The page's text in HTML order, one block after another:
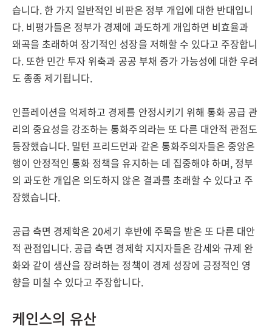
습니다. 한 가지 일반적인 비판은 정부 개입에 대한 반대입니
다. 비평가들은 정부가 경제에 과도하게 개입하면 비효율과
왜곡을 초래하여 장기적인 성장을 저해할 수 있다고 주장합니
다. 또한 민간 투자 위축과 공공 부채 증가 가능성에 대한 우려
도 종종 제기됩니다.
인플레이션을 억제하고 경제를 안정시키기 위해 통화 공급 관
리의 중요성을 강조하는 통화주의라는 또 다른 대안적 관점도
등장했습니다. 밀턴 프리드먼과 같은 통화주의자들은 중앙은
행이 안정적인 통화 정책을 유지하는 데 집중해야 하며, 정부
의 과도한 개입은 의도하지 않은 결과를 초래할 수 있다고 주
장했습니다.
공급 측면 경제학은 20세기 후반에 주목을 받은 또 다른 대안
적 관점입니다. 공급 측면 경제학 지지자들은 감세와 규제 완
화와 같이 생산을 장려하는 정책이 경제 성장에 긍정적인 영
향을 미칠 수 있다고 주장합니다.
케인스의 유산